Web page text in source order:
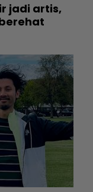
jadi artis,